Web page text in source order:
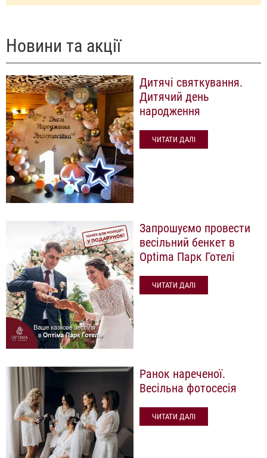
Новини та акції
Дитячі святкування.
Дитячий день
народження
ЧИТАТИ ДАЛІ
Запрошуємо провести
весільний бенкет в
Optima Парк Готелі
ЧИТАТИ ДАЛІ
Ранок нареченої.
Весільна фотосесія
ЧИТАТИ ДАЛІ